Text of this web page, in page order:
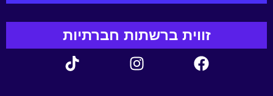
זווית ברשתות חברתיות